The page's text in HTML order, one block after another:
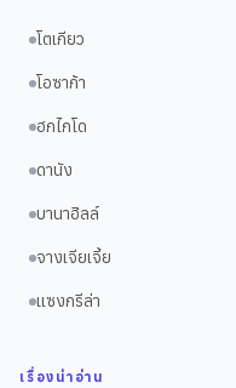
โตเกียว
โอซาก้า
ฮกไกโด
ดานัง
บานาฮิลล์
จางเจียเจี้ย
แซงกรีล่า
เรื่องน่าอ่าน